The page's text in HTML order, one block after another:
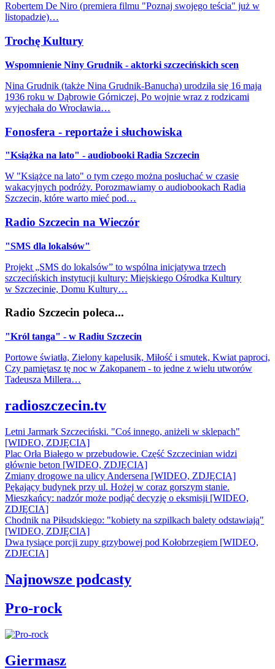
Robertem De Niro (premiera filmu "Poznaj swojego teścia" już w
listopadzie)…
Trochę Kultury
Wspomnienie Niny Grudnik - aktorki szczecińskich scen
Nina Grudnik (także Nina Grudnik-Banucha) urodziła się 16 maja
1936 roku w Dąbrowie Górniczej. Po wojnie wraz z rodzicami
wyjechała do Wrocławia…
Fonosfera - reportaże i słuchowiska
"Książka na lato" - audiobooki Radia Szczecin
W "Książce na lato" o tym czego można posłuchać w czasie
wakacyjnych podróży. Porozmawiamy o audiobookach Radia
Szczecin, które warto mieć pod…
Radio Szczecin na Wieczór
"SMS dla lokalsów"
Projekt „SMS do lokalsów” to wspólna inicjatywa trzech
szczecińskich instytucji kultury: Miejskiego Ośrodka Kultury
w Szczecinie, Domu Kultury…
Radio Szczecin poleca...
"Król tanga" - w Radiu Szczecin
Portowe światła, Zielony kapelusik, Miłość i smutek, Kwiat paproci,
Czy pamiętasz tę noc w Zakopanem - to jedne z wielu utworów
Tadeusza Millera…
radioszczecin.tv
Letni Jarmark Szczeciński. "Coś innego, aniżeli w sklepach"
[WIDEO, ZDJĘCIA]
Plac Orła Białego w przebudowie. Część Szczecinian widzi
głównie beton [WIDEO, ZDJĘCIA]
Zmiany drogowe na ulicy Andersena [WIDEO, ZDJĘCIA]
Pękający budynek przy ul. Hożej w coraz gorszym stanie.
Mieszkańcy: nadzór może podjąć decyzję o eksmisji [WIDEO,
ZDJĘCIA]
Chodnik na Piłsudskiego: "kobiety na szpilkach balety odstawiają"
[WIDEO, ZDJĘCIA]
Dwa tysiące porcji zupy grzybowej pod Kołobrzegiem [WIDEO,
ZDJECIA]
Najnowsze podcasty
Pro-rock
Giermasz